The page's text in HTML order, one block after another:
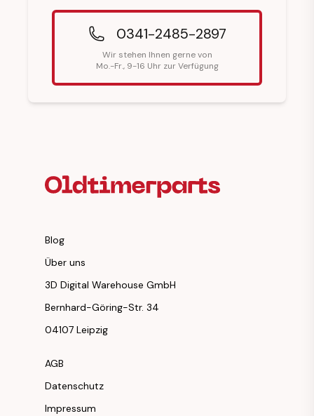
0341-2485-2897
Wir stehen Ihnen gerne von
Mo.-Fr., 9-16 Uhr zur Verfügung
Blog
Über uns
3D Digital Warehouse GmbH
Bernhard-Göring-Str. 34
04107 Leipzig
AGB
Datenschutz
Impressum